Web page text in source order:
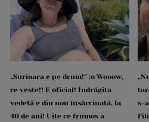
„Surioara e pe drum!” :o Wooow,
ce veste!! E oficial! Îndrăgita
vedetă e din nou însărcinată, la
40 de ani! Uite ce frumos a
s-